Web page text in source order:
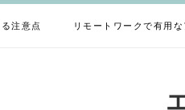
注意点 リモートワークで有用な